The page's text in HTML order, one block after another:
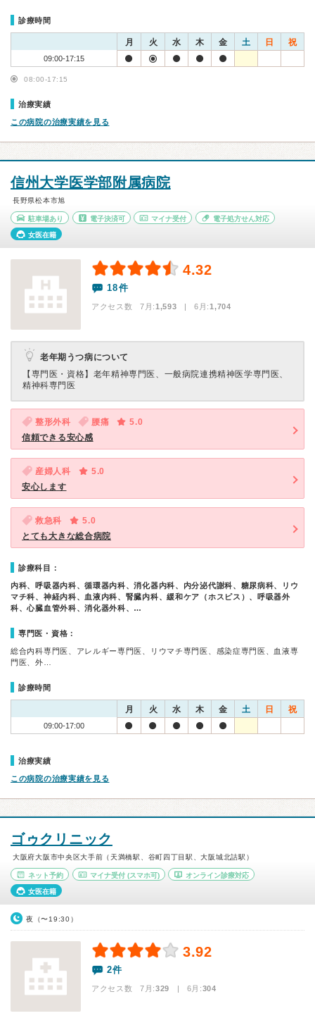
診療時間
月 火 水 木 金 土 日 祝
09:00-17:15
08:00-17:15
治療実績
この病院の治療実績を見る
信州大学医学部附属病院
長野県松本市旭
駐車場あり 電子決済可 マイナ受付 電子処方せん対応
女医在籍
4.32
18件
アクセス数 7月:1,593 | 6月:1,704
老年期うつ病について
【専門医・資格】 老年精神専門医、一般病院連携精神医学専門医、
精神科専門医
整形外科 腰痛
5.0
信頼できる安心感
産婦人科
5.0
安心します
救急科
5.0
とても大きな総合病院
診療科目：
内科、呼吸器内科、循環器内科、消化器内科、内分泌代謝科、糖尿病科、リウ
マチ科、神経内科、血液内科、腎臓内科、緩和ケア（ホスピス）、呼吸器外
科、心臓血管外科、消化器外科、…
専門医・資格：
総合内科専門医、アレルギー専門医、リウマチ専門医、感染症専門医、血液専
門医、外…
診療時間
月 火 水 木 金 土 日 祝
09:00-17:00
治療実績
この病院の治療実績を見る
ゴゥクリニック
大阪府大阪市中央区大手前（天満橋駅、谷町四丁目駅、大阪城北詰駅）
ネット予約 マイナ受付(スマホ可) オンライン診療対応
女医在籍
夜（〜19:30）
3.92
2件
アクセス数 7月:329 | 6月:304